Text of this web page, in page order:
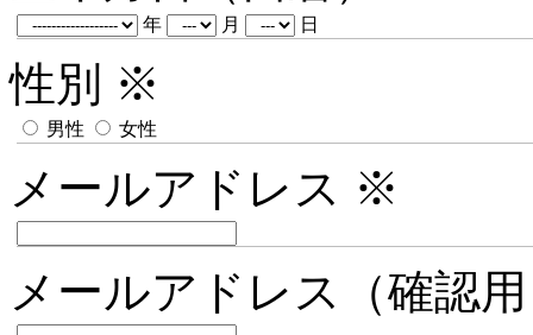
年 月 日
性別 ※
男性 女性
メールアドレス ※
メールアドレス（確認